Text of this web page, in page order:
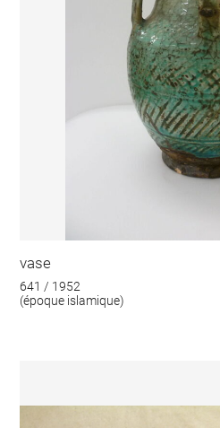
vase
641 / 1952
(époque islamique)